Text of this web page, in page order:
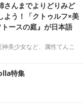
さんまでよりどりみど
よう！「クトゥルフ×美
ースの庭』が日本語
美少女など、属性てんこ
特集